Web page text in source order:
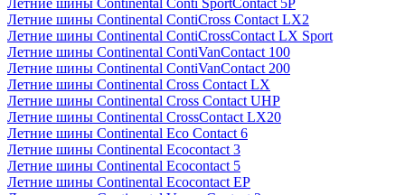
Летние шины Continental Conti SportContact 5P
Летние шины Continental ContiCross Contact LX2
Летние шины Continental ContiCrossContact LX Sport
Летние шины Continental ContiVanContact 100
Летние шины Continental ContiVanContact 200
Летние шины Continental Cross Contact LX
Летние шины Continental Cross Contact UHP
Летние шины Continental CrossContact LX20
Летние шины Continental Eco Contact 6
Летние шины Continental Ecocontact 3
Летние шины Continental Ecocontact 5
Летние шины Continental Ecocontact EP